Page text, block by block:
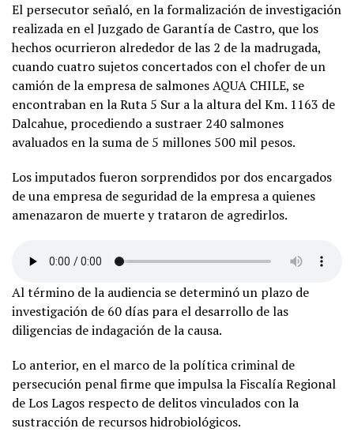
El persecutor señaló, en la formalización de investigación
realizada en el Juzgado de Garantía de Castro, que los
hechos ocurrieron alrededor de las 2 de la madrugada,
cuando cuatro sujetos concertados con el chofer de un
camión de la empresa de salmones AQUA CHILE, se
encontraban en la Ruta 5 Sur a la altura del Km. 1163 de
Dalcahue, procediendo a sustraer 240 salmones
avaluados en la suma de 5 millones 500 mil pesos.
Los imputados fueron sorprendidos por dos encargados
de una empresa de seguridad de la empresa a quienes
amenazaron de muerte y trataron de agredirlos.
Al término de la audiencia se determinó un plazo de
investigación de 60 días para el desarrollo de las
diligencias de indagación de la causa.
Lo anterior, en el marco de la política criminal de
persecución penal firme que impulsa la Fiscalía Regional
de Los Lagos respecto de delitos vinculados con la
sustracción de recursos hidrobiológicos.